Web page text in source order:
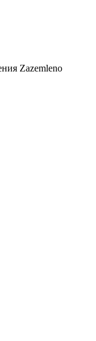
Zazemleno